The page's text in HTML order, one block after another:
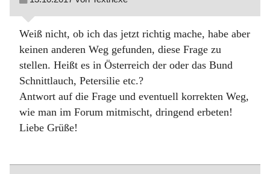
Weiß nicht, ob ich das jetzt richtig mache, habe aber
keinen anderen Weg gefunden, diese Frage zu
stellen. Heißt es in Österreich der oder das Bund
Schnittlauch, Petersilie etc.?
Antwort auf die Frage und eventuell korrekten Weg,
wie man im Forum mitmischt, dringend erbeten!
Liebe Grüße!